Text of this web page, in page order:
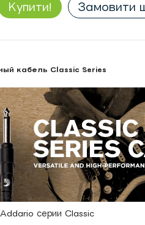
Купити! Замовити
кабель Classic Series
серии Classic